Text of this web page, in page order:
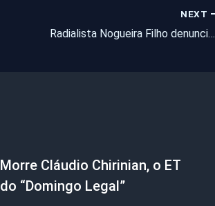
NEXT
Radialista Nogueira Filho denuncia em seu programa de rádio a aplicação de veneno (herbicida) nas ruas de Pentecoste
Morre Cláudio Chirinian, o ET
do “Domingo Legal”